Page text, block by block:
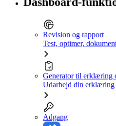
Revision og rapport
Test, optimer,
Generator til erklæring
Udarbejd din
Adgang